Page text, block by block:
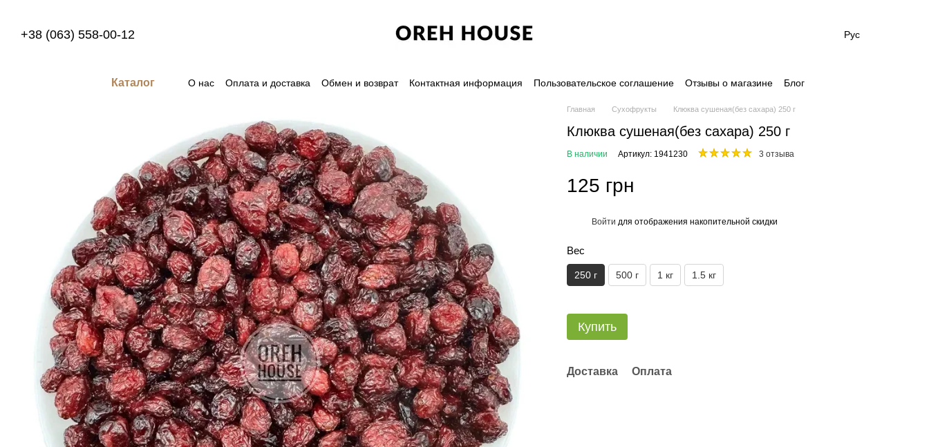
+38 (063) 558-00-12 Рус
Каталог О нас Оплата и доставка Обмен и возврат Контактная информация Пользовательское соглашение Отзывы о магазине Блог
Главная Сухофрукты Клюква сушеная(без сахара) 250 г
Клюква сушеная(без сахара) 250 г
В наличии Артикул: 1941230 3 отзыва
125 грн
Войти для отображения накопительной скидки
Вес
250 г 500 г 1 кг 1.5 кг
Купить
Доставка Оплата